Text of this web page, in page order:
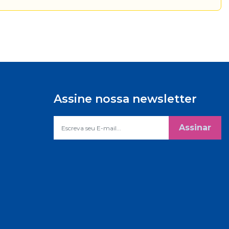
Assine nossa newsletter
Assinar